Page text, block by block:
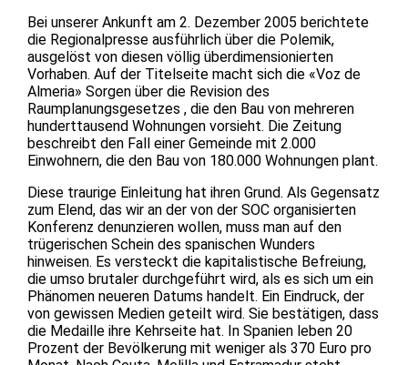
Bei unserer Ankunft am 2. Dezember 2005 berichtete
die Regionalpresse ausführlich über die Polemik,
ausgelöst von diesen völlig überdimensionierten
Vorhaben. Auf der Titelseite macht sich die «Voz de
Almeria» Sorgen über die Revision des
Raumplanungsgesetzes , die den Bau von mehreren
hunderttausend Wohnungen vorsieht. Die Zeitung
beschreibt den Fall einer Gemeinde mit 2.000
Einwohnern, die den Bau von 180.000 Wohnungen plant.
Diese traurige Einleitung hat ihren Grund. Als Gegensatz
zum Elend, das wir an der von der SOC organisierten
Konferenz denunzieren wollen, muss man auf den
trügerischen Schein des spanischen Wunders
hinweisen. Es versteckt die kapitalistische Befreiung,
die umso brutaler durchgeführt wird, als es sich um ein
Phänomen neueren Datums handelt. Ein Eindruck, der
von gewissen Medien geteilt wird. Sie bestätigen, dass
die Medaille ihre Kehrseite hat. In Spanien leben 20
Prozent der Bevölkerung mit weniger als 370 Euro pro